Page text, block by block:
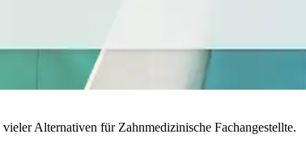
Alternativen für Zahnmedizinische Fachangestellte.